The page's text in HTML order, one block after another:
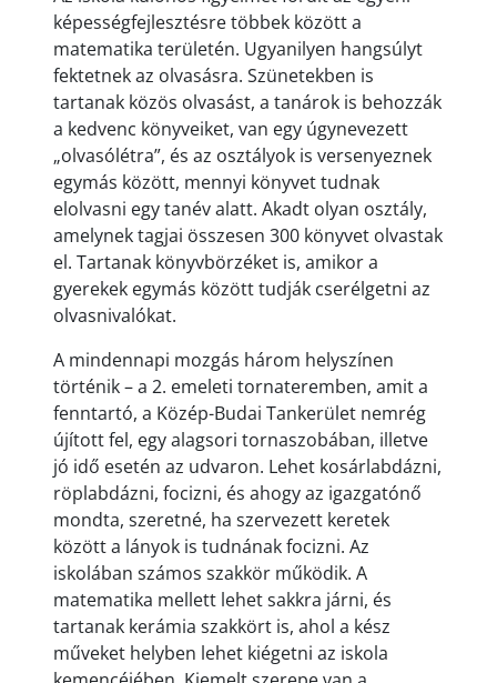
képességfejlesztésre többek között a
matematika területén. Ugyanilyen hangsúlyt
fektetnek az olvasásra. Szünetekben is
tartanak közös olvasást, a tanárok is behozzák
a kedvenc könyveiket, van egy úgynevezett
„olvasólétra”, és az osztályok is versenyeznek
egymás között, mennyi könyvet tudnak
elolvasni egy tanév alatt. Akadt olyan osztály,
amelynek tagjai összesen 300 könyvet olvastak
el. Tartanak könyvbörzéket is, amikor a
gyerekek egymás között tudják cserélgetni az
olvasnivalókat.
A mindennapi mozgás három helyszínen
történik – a 2. emeleti tornateremben, amit a
fenntartó, a Közép-Budai Tankerület nemrég
újított fel, egy alagsori tornaszobában, illetve
jó idő esetén az udvaron. Lehet kosárlabdázni,
röplabdázni, focizni, és ahogy az igazgatónő
mondta, szeretné, ha szervezett keretek
között a lányok is tudnának focizni. Az
iskolában számos szakkör működik. A
matematika mellett lehet sakkra járni, és
tartanak kerámia szakkört is, ahol a kész
műveket helyben lehet kiégetni az iskola